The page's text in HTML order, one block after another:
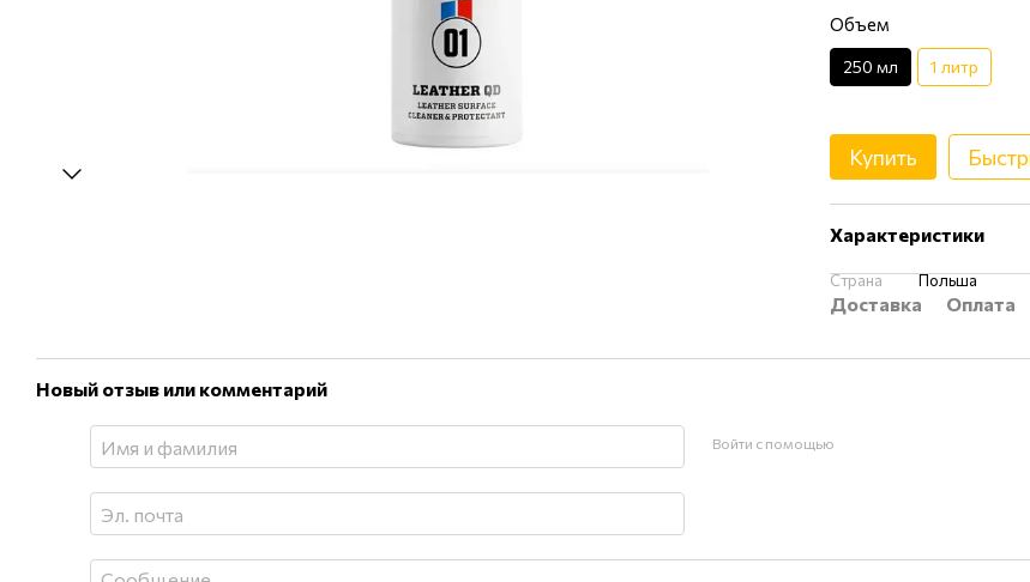
Объем
250 мл 1 литр
Купить
Характеристики
Страна Польша
Доставка Оплата
Новый отзыв или комментарий
Войти с помощью